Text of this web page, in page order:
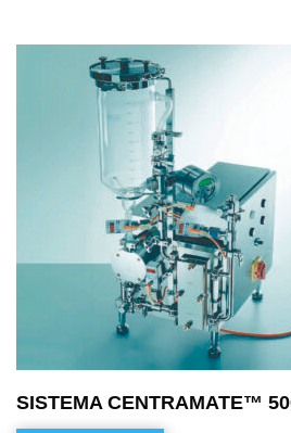
SISTEMA CENTRAMATE™